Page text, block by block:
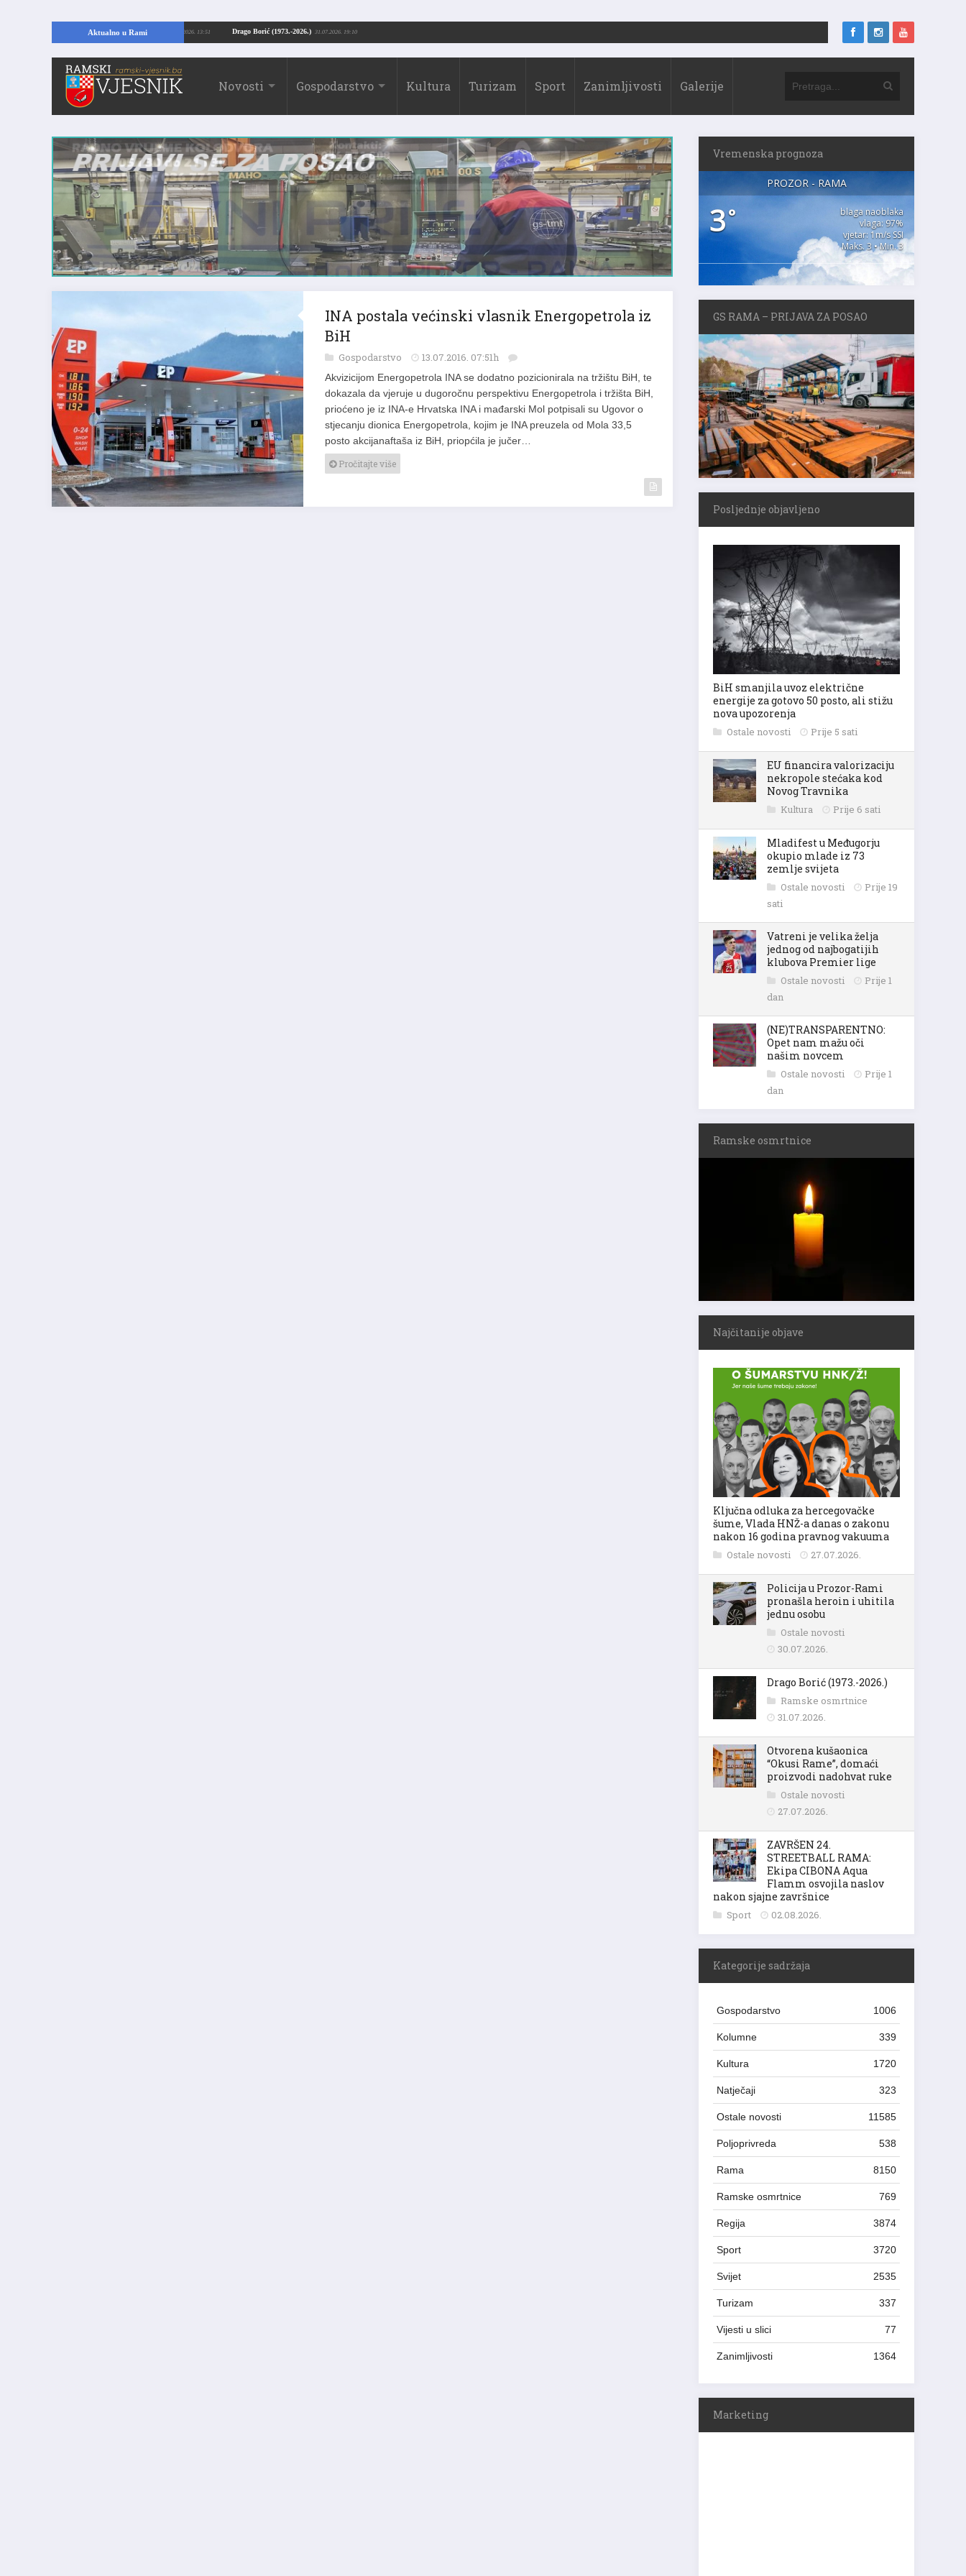
Aktualno u Rami Drago Borić (1973.-2026.) 31.07.2026. 19:10
Kopajući temelje kuće, pronašao vrijedne arheološke ostatke 24.07.2026. 13:51
Novosti Gospodarstvo Kultura Turizam Sport Zanimljivosti Galerije
INA postala većinski vlasnik Energopetrola iz
BiH
Gospodarstvo 13.07.2016. 07:51h
Akvizicijom Energopetrola INA se dodatno pozicionirala na tržištu BiH, te
dokazala da vjeruje u dugoročnu perspektivu Energopetrola i tržišta BiH,
prioćeno je iz INA-e Hrvatska INA i mađarski Mol potpisali su Ugovor o
stjecanju dionica Energopetrola, kojim je INA preuzela od Mola 33,5
posto akcijanaftaša iz BiH, priopćila je jučer…
Pročitajte više
Vremenska prognoza
PROZOR - RAMA
3°
blaga naoblaka
vlaga: 97%
vjetar: 1m/s SSI
Maks. 3 • Min. 3
GS RAMA – PRIJAVA ZA POSAO
Posljednje objavljeno
BiH smanjila uvoz električne
energije za gotovo 50 posto, ali stižu
nova upozorenja
Ostale novosti Prije 5 sati
EU financira valorizaciju
nekropole stećaka kod
Novog Travnika
Kultura Prije 6 sati
Mladifest u Međugorju
okupio mlade iz 73
zemlje svijeta
Ostale novosti
Prije 19
sati
Vatreni je velika želja
jednog od najbogatijih
klubova Premier lige
Ostale novosti
Prije 1
dan
(NE)TRANSPARENTNO:
Opet nam mažu oči
našim novcem
Ostale novosti
Prije 1
dan
Ramske osmrtnice
Najčitanije objave
Ključna odluka za hercegovačke
šume, Vlada HNŽ-a danas o zakonu
nakon 16 godina pravnog vakuuma
Ostale novosti 27.07.2026.
Policija u Prozor-Rami
pronašla heroin i uhitila
jednu osobu
Ostale novosti
30.07.2026.
Drago Borić (1973.-2026.)
Ramske osmrtnice
31.07.2026.
Otvorena kušaonica
“Okusi Rame”, domaći
proizvodi nadohvat ruke
Ostale novosti
27.07.2026.
ZAVRŠEN 24.
STREETBALL RAMA:
Ekipa CIBONA Aqua
Flamm osvojila naslov
nakon sjajne završnice
Sport 02.08.2026.
Kategorije sadržaja
Gospodarstvo 1006
Kolumne 339
Kultura 1720
Natječaji 323
Ostale novosti 11585
Poljoprivreda 538
Rama 8150
Ramske osmrtnice 769
Regija 3874
Sport 3720
Svijet 2535
Turizam 337
Vijesti u slici 77
Zanimljivosti 1364
Marketing